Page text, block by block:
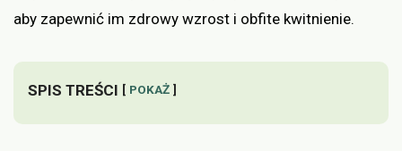
aby zapewnić im zdrowy wzrost i obfite kwitnienie.
SPIS TREŚCI POKAŻ